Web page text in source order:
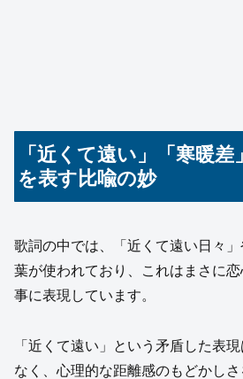
「近くて遠い」「寒暖
を表す比喩の妙
歌詞の中では、「近くて遠い日々
葉が使われており、これはまさに
事に表現しています。
「近くて遠い」という矛盾した表
なく、心理的な距離感のもどかし